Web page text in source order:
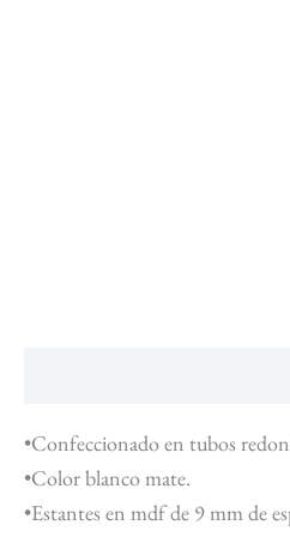
•Confeccionado en tubos
•Color blanco mate.
•Estantes en mdf de 9 mm de